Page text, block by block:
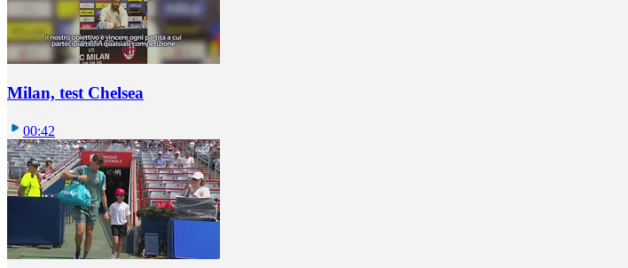
Milan, test Chelsea
00:42